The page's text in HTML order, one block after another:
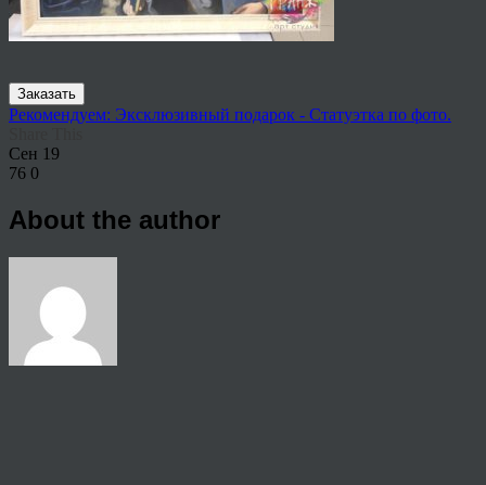
Заказать
Рекомендуем: Эксклюзивный подарок - Статуэтка по фото.
Сен 19
76 0
About the author